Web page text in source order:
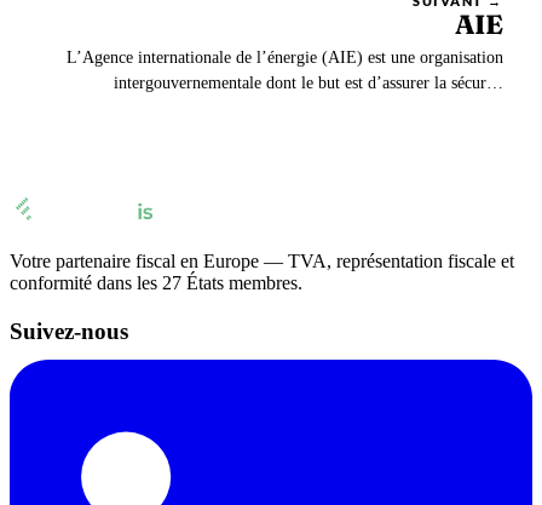
AIE
L’Agence internationale de l’énergie (AIE) est une organisation
intergouvernementale dont le but est d’assurer la sécurité
Votre partenaire fiscal en Europe — TVA, représentation fiscale et
conformité dans les 27 États membres.
Suivez-nous